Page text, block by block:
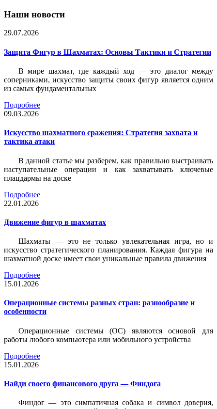
Наши новости
29.07.2026
Защита Фигур в Шахматах: Основы Тактики и Стратегии
В мире шахмат, где каждый ход — это диалог между
соперниками, искусство защиты своих фигур является одним
из самых фундаментальных
Подробнее
09.03.2026
Искусство шахматного сражения: Стратегия захвата и
тактика атаки
В данной статье мы разберем, как правильно выстраивать
наступательные операции и как захватывать ключевые
плацдармы на доске
Подробнее
22.01.2026
Движение фигур в шахматах
Шахматы — это не только увлекательная игра, но и
искусство стратегического планирования. Каждая фигура на
шахматной доске имеет свои уникальные правила движения
Подробнее
15.01.2026
Операционные системы разных стран: разнообразие и
особенности
Операционные системы (ОС) являются основой для
работы любого компьютера или мобильного устройства
Подробнее
15.01.2026
Найди своего финансового друга — Финдога
Финдог — это симпатичная собака и символ доверия,